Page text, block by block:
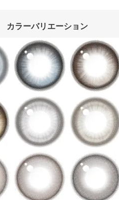
カラーバリエーション